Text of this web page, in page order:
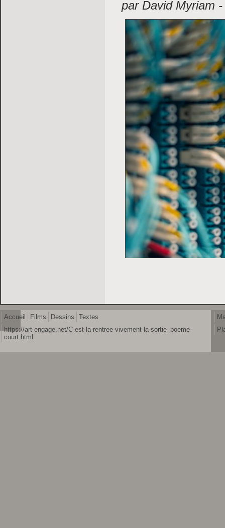
par David Myriam
Accueil Films Dessins
Textes
https://art-engage.net/C-est-la-rentree-vivement-la-sortie_poeme-
court.html